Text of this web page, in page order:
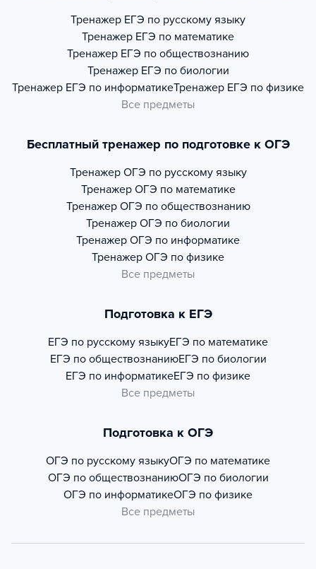
Тренажер ЕГЭ по русскому языку
Тренажер ЕГЭ по математике
Тренажер ЕГЭ по обществознанию
Тренажер ЕГЭ по биологии
Тренажер ЕГЭ по информатикеТренажер ЕГЭ по физике
Все предметы
Бесплатный тренажер по подготовке к ОГЭ
Тренажер ОГЭ по русскому языку
Тренажер ОГЭ по математике
Тренажер ОГЭ по обществознанию
Тренажер ОГЭ по биологии
Тренажер ОГЭ по информатике
Тренажер ОГЭ по физике
Все предметы
Подготовка к ЕГЭ
ЕГЭ по русскому языкуЕГЭ по математике
ЕГЭ по обществознаниюЕГЭ по биологии
ЕГЭ по информатикеЕГЭ по физике
Все предметы
Подготовка к ОГЭ
ОГЭ по русскому языкуОГЭ по математике
ОГЭ по обществознаниюОГЭ по биологии
ОГЭ по информатикеОГЭ по физике
Все предметы